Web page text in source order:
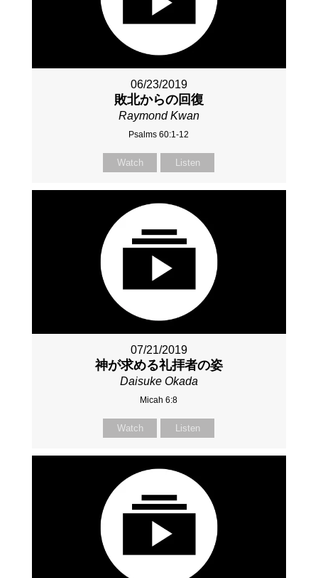
06/23/2019
敗北からの回復
Raymond Kwan
Psalms 60:1-12
Watch Listen
07/21/2019
神が求める礼拝者の姿
Daisuke Okada
Micah 6:8
Watch Listen